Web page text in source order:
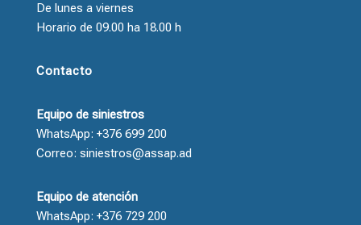
De lunes a viernes
Horario de 09.00 ha 18.00 h
Contacto
Equipo de siniestros
WhatsApp: +376 699 200
Correo: siniestros@assap.ad
Equipo de atención
WhatsApp: +376 729 200